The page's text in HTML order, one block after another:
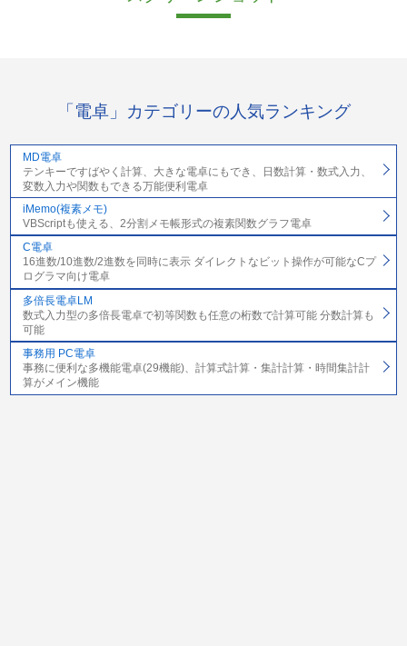
「電卓」カテゴリーの人気ランキング
MD電卓
テンキーですばやく計算、大きな電卓にもでき、日数計算・数式入力、
変数入力や関数もできる万能便利電卓
iMemo(複素メモ)
VBScriptも使える、2分割メモ帳形式の複素関数グラフ電卓
C電卓
16進数/10進数/2進数を同時に表示 ダイレクトなビット操作が可能なCプ
ログラマ向け電卓
多倍長電卓LM
数式入力型の多倍長電卓で初等関数も任意の桁数で計算可能 分数計算も
可能
事務用 PC電卓
事務に便利な多機能電卓(29機能)、計算式計算・集計計算・時間集計計
算がメイン機能